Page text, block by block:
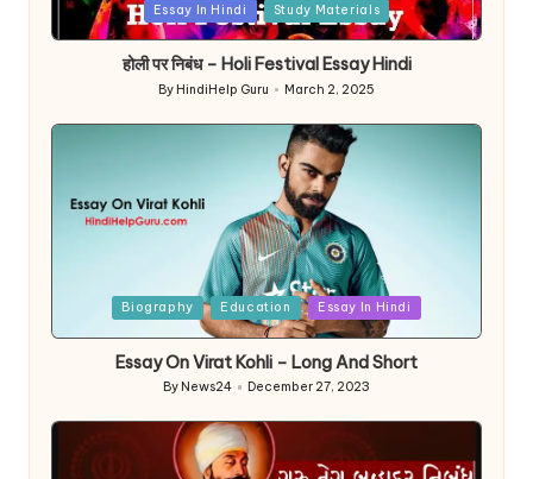
Posted
Essay In Hindi Study Materials
होली पर निबंध – Holi Festival Essay Hindi
Posted
By HindiHelp Guru March 2, 2025
Biography Education Essay In Hindi
Essay On Virat Kohli – Long And Short
Posted
by
By News24 December 27, 2023